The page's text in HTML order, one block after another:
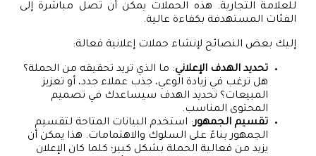
للعلامة التجارية. هذه الحملات يمكن أن تصل مباشرة إلى
الفئات المستهدفة بكفاءة عالية.
إليك بعض النصائح لإنشاء حملات إعلانية فعالة:
تحديد الهدف الإعلاني: ما الذي تريد تحقيقه من الحملة؟
هل ترغب في زيادة الوعي، جذب عملاء جدد، أو تعزيز
المبيعات؟ تحديد الهدف سيساعدك في تصميم
المحتوى المناسب.
تقسيم الجمهور: استخدم البيانات المتاحة لتقسيم
الجمهور بناءً على السلوك والاهتمامات. هذا يمكن أن
يزيد من فعالية الحملة بشكل كبير؛ كلما كان الإعلان